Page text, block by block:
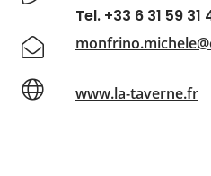
Tel. +33 6 31 59 31
www.la-taverne.fr